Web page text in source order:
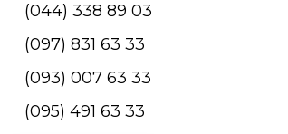
(044) 338 89 03
(097) 831 63 33
(093) 007 63 33
(095) 491 63 33